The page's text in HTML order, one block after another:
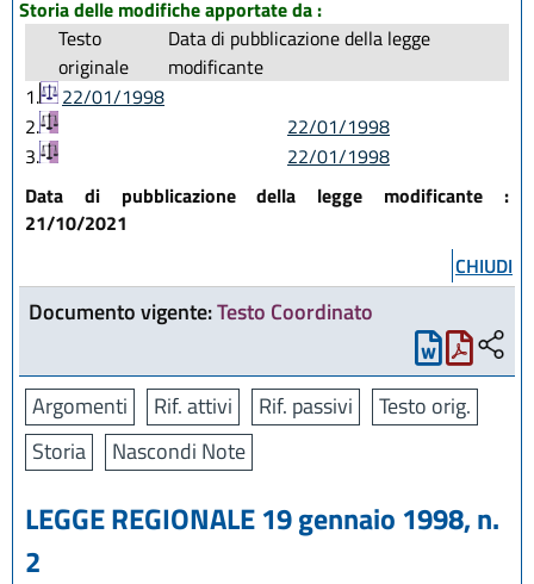
Storia delle modifiche apportate da :
Testo
originale
Data di pubblicazione della legge
modificante
1.
22/01/1998
2.
22/01/1998
3.
22/01/1998
Data di pubblicazione della legge modificante :
21/10/2021
CHIUDI
Documento vigente:Testo Coordinato
Argomenti Rif. attivi Rif. passivi
Testo orig.
Storia
Nascondi Note
LEGGE REGIONALE 19 gennaio 1998, n.
2